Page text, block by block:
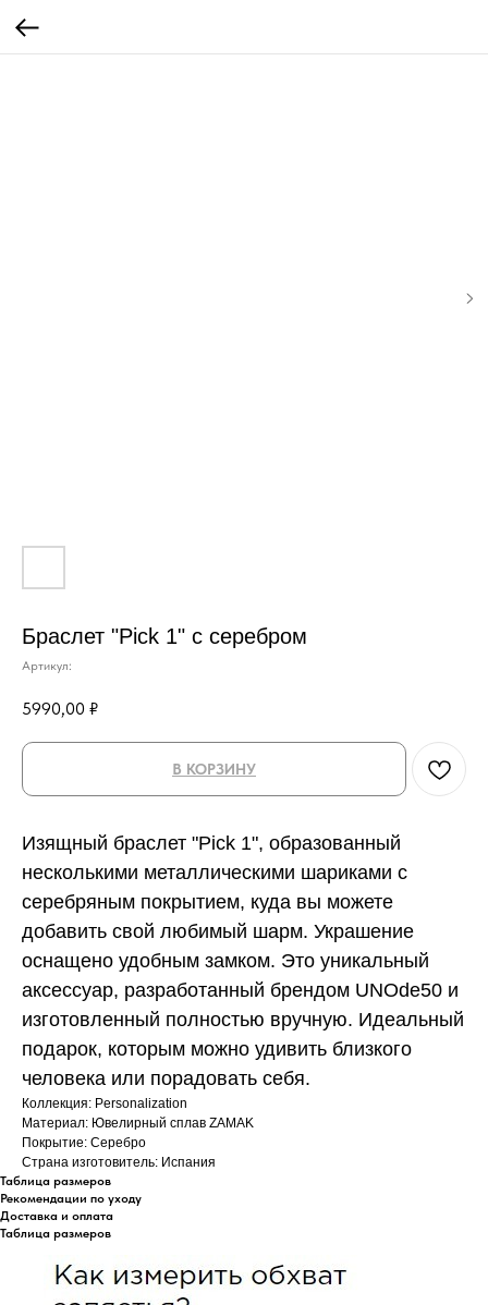
Браслет "Pick 1" с серебром
Артикул:
5990,00 ₽
В КОРЗИНУ
Изящный браслет "Pick 1", образованный
несколькими металлическими шариками с
серебряным покрытием, куда вы можете
добавить свой любимый шарм. Украшение
оснащено удобным замком. Это уникальный
аксессуар, разработанный брендом UNOde50 и
изготовленный полностью вручную. Идеальный
подарок, которым можно удивить близкого
человека или порадовать себя.
Коллекция: Personalization
Материал: Ювелирный сплав ZAMAK
Покрытие: Серебро
Страна изготовитель: Испания
Таблица размеров
Рекомендации по уходу
Доставка и оплата
Таблица размеров